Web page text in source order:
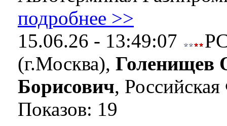
подробнее >>
15.06.26 - 13:49:07
(г.Москва), Голенищев
Борисович,
Показов: 19